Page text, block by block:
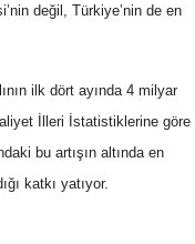
değil, Türkiye’nin de en
ilk dört ayında 4 milyar
İlleri İstatistiklerine göre
bu artışın altında en
katkı yatıyor.